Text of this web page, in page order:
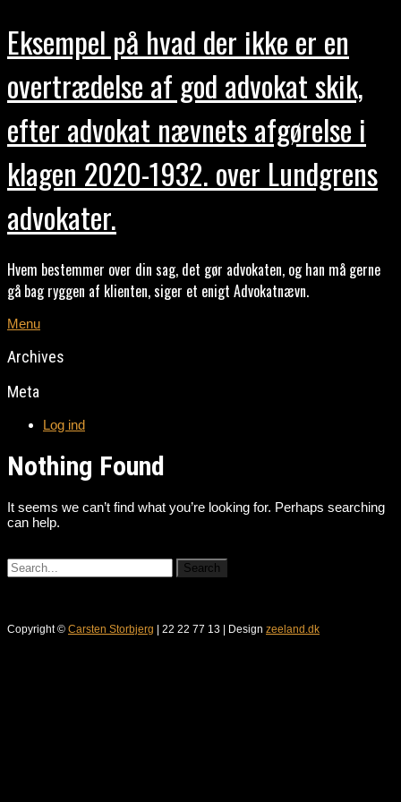
Eksempel på hvad der ikke er en
overtrædelse af god advokat skik,
efter advokat nævnets afgørelse i
klagen 2020-1932. over Lundgrens
advokater.
Hvem bestemmer over din sag, det gør advokaten, og han må gerne
gå bag ryggen af klienten, siger et enigt Advokatnævn.
Menu
Archives
Meta
Log ind
Nothing Found
It seems we can’t find what you’re looking for. Perhaps searching
can help.
Copyright © Carsten Storbjerg | 22 22 77 13 | Design zeeland.dk